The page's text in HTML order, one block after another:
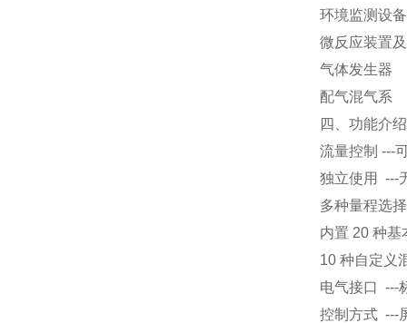
环境监测设备
微反应装置
气体发生器
配气混气系
四、功能介绍
流量控制 ---
独立使用 ---
多种量程选
内置 20 种基
10 种自定义
电气接口 ---
控制方式 ---